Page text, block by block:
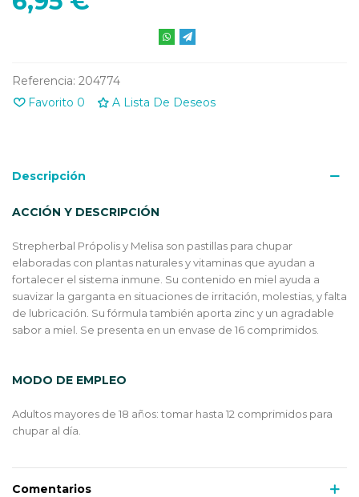
Referencia: 204774
Favorito 0 A Lista De Deseos
Descripción
ACCIÓN Y DESCRIPCIÓN
Strepherbal Própolis y Melisa son pastillas para chupar
elaboradas con plantas naturales y vitaminas que ayudan a
fortalecer el sistema inmune. Su contenido en miel ayuda a
suavizar la garganta en situaciones de irritación, molestias, y falta
de lubricación. Su fórmula también aporta zinc y un agradable
sabor a miel. Se presenta en un envase de 16 comprimidos.
MODO DE EMPLEO
Adultos mayores de 18 años: tomar hasta 12 comprimidos para
chupar al día.
Comentarios